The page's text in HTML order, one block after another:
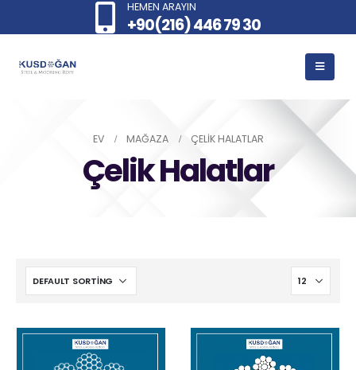
HEMEN ARAYIN
+90(216) 446 79 30
EV MAĞAZA ÇELIK HALATLAR
Çelik Halatlar